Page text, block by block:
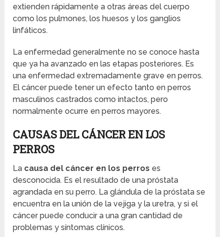
extienden rápidamente a otras áreas del cuerpo
como los pulmones, los huesos y los ganglios
linfáticos.
La enfermedad generalmente no se conoce hasta
que ya ha avanzado en las etapas posteriores. Es
una enfermedad extremadamente grave en perros.
El cáncer puede tener un efecto tanto en perros
masculinos castrados como intactos, pero
normalmente ocurre en perros mayores.
CAUSAS DEL CÁNCER EN LOS
PERROS
La causa del cáncer en los perros es
desconocida. Es el resultado de una próstata
agrandada en su perro. La glándula de la próstata se
encuentra en la unión de la vejiga y la uretra, y si el
cáncer puede conducir a una gran cantidad de
problemas y síntomas clínicos.